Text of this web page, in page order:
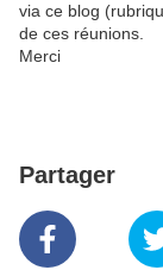
via ce blog
de ces réunions.
Merci
Partager